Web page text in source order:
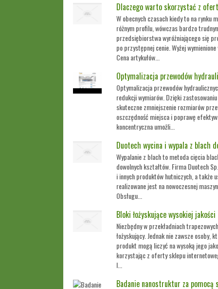
Dlaczego warto skorzystać z
W obecnych czasach kiedy to na rynku
różnym profilu, wówczas bardzo
przedsiębiorstwa wyróżniającego się
po przystępnej cenie. Wyżej
Cena artykułów...
Optymalizacja przewodów
Optymalizacja przewodów
redukcji wymiarów. Dzięki
skuteczne zmniejszenie rozmiarów
oszczędność miejsca i poprawę
koncentryczna umożli...
Duotech wycina i wypala z blach
Wypalanie z blach to metoda cięcia
dowolnych kształtów. Firma Duotech
i innych produktów hutniczych, a także
realizowane jest na nowoczesnej
Obsługu...
Bloki łożyskujące wysokiej jakości
Niezbędny w przekładniach
łożyskujący. Jednak nie zawsze
produkt mogą liczyć na wysoką jego
korzystając z oferty sklepu
l...
Badanie nanostruktur za pomocą